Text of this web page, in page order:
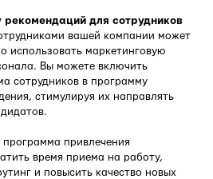
для сотрудников
вашей компании может
использовать маркетинговую
Вы можете включить
сотрудников в программу
стимулируя их направлять
привлечения
время приема на работу,
и повысить качество новых